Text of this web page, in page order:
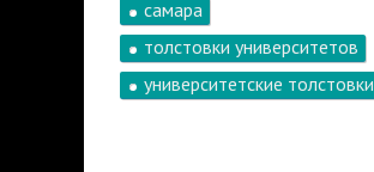
самара
толстовки университетов
университетские толстовки